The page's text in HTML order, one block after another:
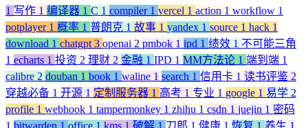
1 写作 1 编译器 1 C 1 compiler 1 vercel 1 action 1 workflow 1
potplayer 1 概率 1 普朗克 1 故事 1 yandex 1 source 1 hack 1
download 1 chatgpt 3 openai 2 pmbok 1 ipd 1 绩效 1 不可能三角
1 echarts 1 投资 2 理财 2 金融 1 IPD 1 MM方法论 1 端到端 1
calibre 2 douban 1 book 1 waline 1 search 1 信用卡 1 读书评鉴 2
穿越必备 1 开源 1 定制服务器 1 高考 1 专业 1 google 1 易学 2
profile 1 webhook 1 tampermonkey 1 zhihu 1 csdn 1 juejin 1 密码
1 bitwarden 1 office 1 kms 1 破解 1 刀郎 1 健康 1 恢复 1 养生 1